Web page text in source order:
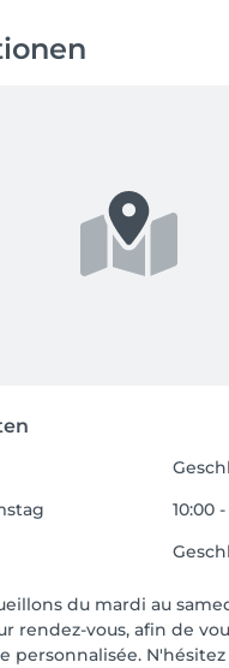
10:00
du mardi au
rendez-vous, afin de
personnalisée. N'hésitez